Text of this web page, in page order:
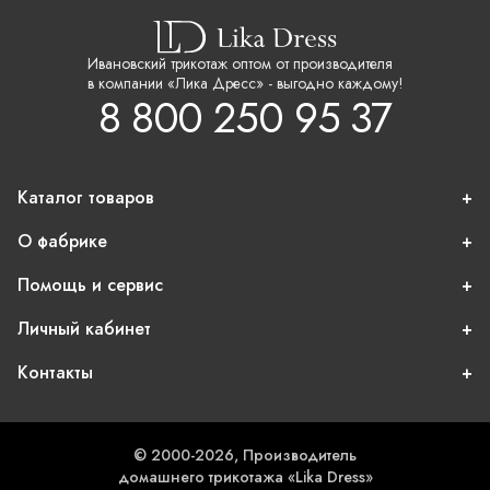
Ивановский трикотаж оптом от производителя
в компании «Лика Дресс» - выгодно каждому!
8 800 250 95 37
Каталог товаров
О фабрике
Помощь и сервис
Личный кабинет
Контакты
© 2000-2026, Производитель
домашнего трикотажа «Lika Dress»